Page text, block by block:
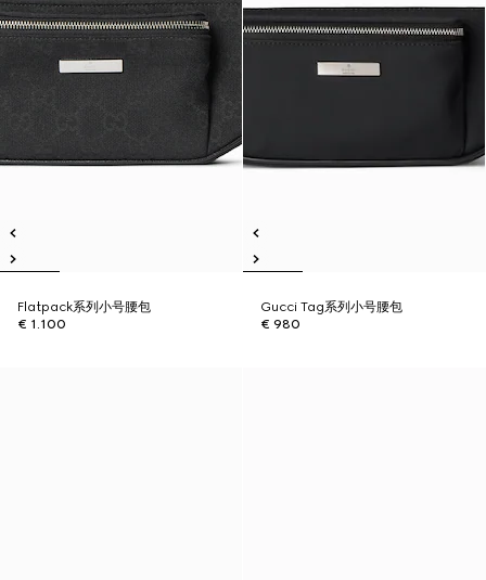
Flatpack系列小号腰包
€ 1.100
Gucci Tag系列小号腰包
€ 980